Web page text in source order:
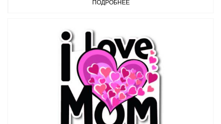
ПОДРОБНЕЕ